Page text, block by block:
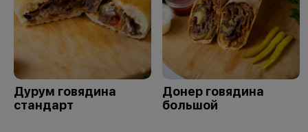
Дурум говядина
стандарт
Донер говядина
большой